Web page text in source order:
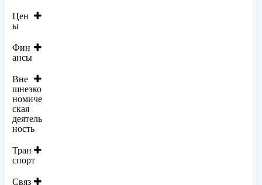
Цен
ы
Фин
ансы
Вне
шнеэко
номиче
ская
деятель
ность
Тран
спорт
Связ